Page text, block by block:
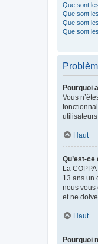
Que sont
Que sont
Que sont
Que sont
Pourquoi
Vous
Haut
Qu’est-ce
La
13 ans un
nous vous
et ne
Haut
Pourquoi